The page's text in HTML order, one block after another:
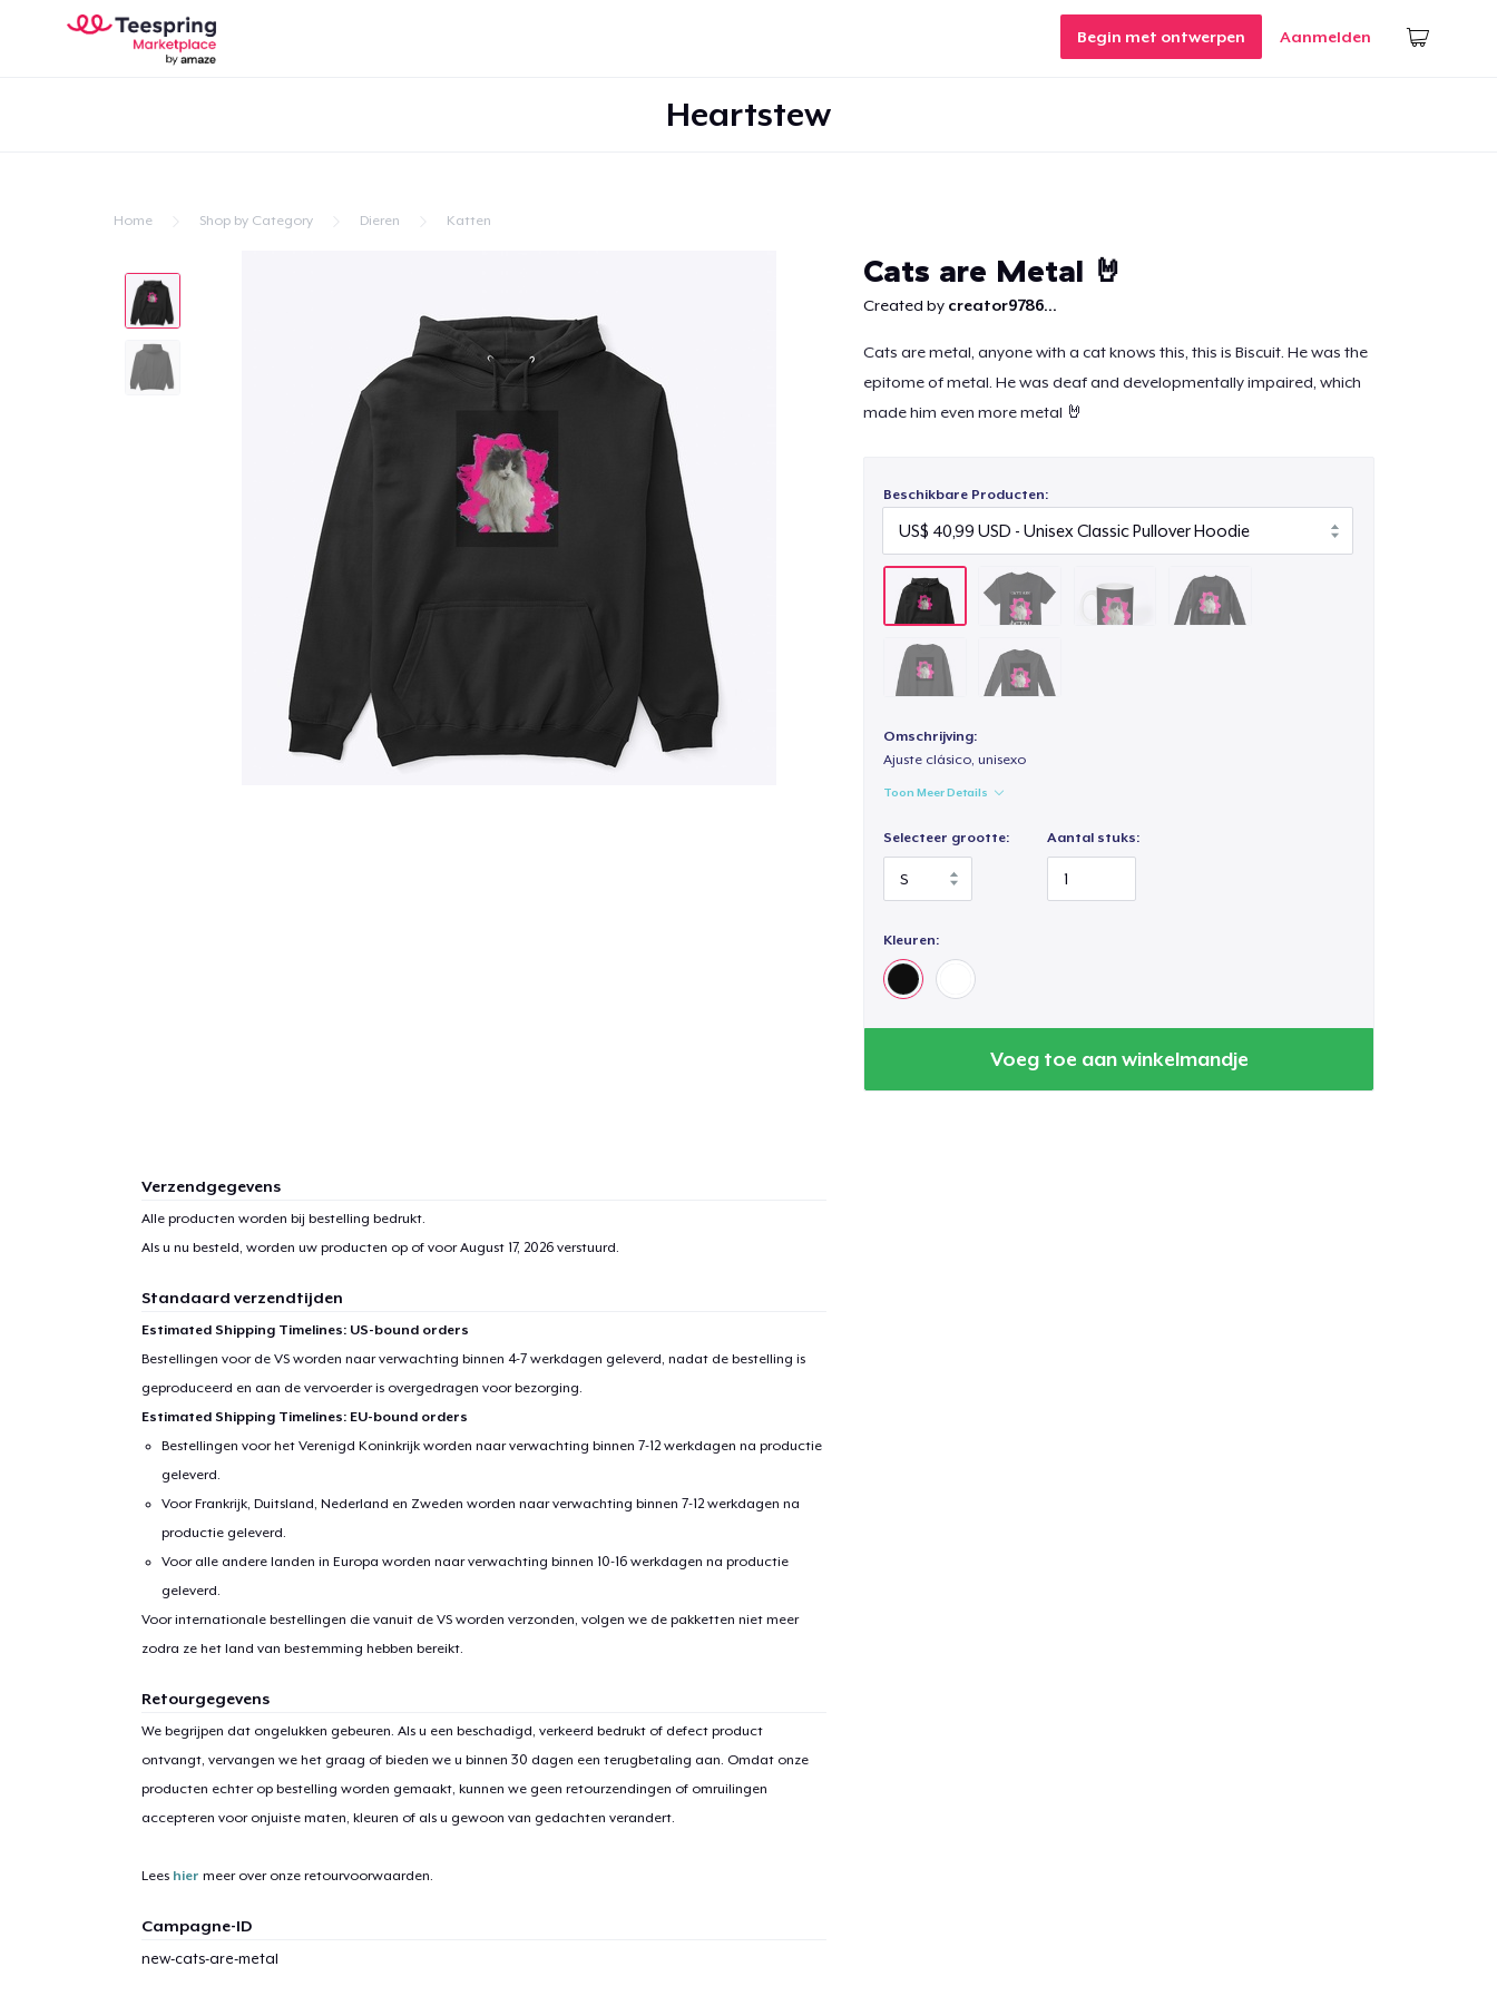
Begin met ontwerpen Aanmelden
Heartstew
Home Shop by Category Dieren Katten
Cats are Metal 🤘
Created by creator9786...
Cats are metal, anyone with a cat knows this, this is Biscuit. He was the
epitome of metal. He was deaf and developmentally impaired, which
made him even more metal 🤘
Beschikbare Producten:
Omschrijving:
Ajuste clásico, unisexo
Toon Meer Details
Selecteer grootte: Aantal stuks:
Kleuren:
Voeg toe aan winkelmandje
Verzendgegevens
Alle producten worden bij bestelling bedrukt.
Als u nu besteld, worden uw producten op of voorAugust 17, 2026verstuurd.
Standaard verzendtijden
Estimated Shipping Timelines: US-bound orders
Bestellingen voor de VS worden naar verwachting binnen 4-7 werkdagen geleverd, nadat de bestelling is
geproduceerd en aan de vervoerder is overgedragen voor bezorging.
Estimated Shipping Timelines: EU-bound orders
Bestellingen voor het Verenigd Koninkrijk worden naar verwachting binnen 7-12 werkdagen na productie
geleverd.
Voor Frankrijk, Duitsland, Nederland en Zweden worden naar verwachting binnen 7-12 werkdagen na
productie geleverd.
Voor alle andere landen in Europa worden naar verwachting binnen 10-16 werkdagen na productie
geleverd.
Voor internationale bestellingen die vanuit de VS worden verzonden, volgen we de pakketten niet meer
zodra ze het land van bestemming hebben bereikt.
Retourgegevens
We begrijpen dat ongelukken gebeuren. Als u een beschadigd, verkeerd bedrukt of defect product
ontvangt, vervangen we het graag of bieden we u binnen 30 dagen een terugbetaling aan. Omdat onze
producten echter op bestelling worden gemaakt, kunnen we geen retourzendingen of omruilingen
accepteren voor onjuiste maten, kleuren of als u gewoon van gedachten verandert.
Lees hier meer over onze retourvoorwaarden.
Campagne-ID
new-cats-are-metal